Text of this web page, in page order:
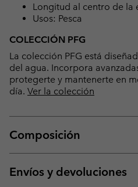
Longitud al centro de la
Usos: Pesca
COLECCIÓN PFG
La colección PFG está
del agua. Incorpora
protegerte y mantenerte en
día. Ver la colección
Composición
Envíos y devoluciones